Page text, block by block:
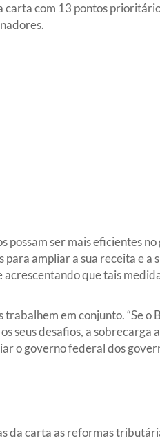
com 13 pontos
possam ser mais eficientes
ampliar a sua receita e a
acrescentando que tais
em conjunto. “Se o
seus desafios, a sobrecarga
o governo federal dos
da carta as reformas